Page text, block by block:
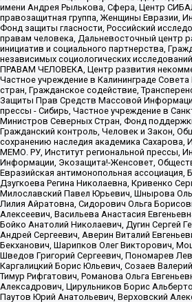
имени Андрея Рылькова, Сфера, Центр
правозащитная группа, Женщины Евразии,
Фонд защиты гласности, Российский
правам человека, Дальневосточный центр
инициатив и социального партнерства,
независимых социологических
ПРАВАМ ЧЕЛОВЕКА, Центр развития
Частное учреждение в Калининграде
стран, Гражданское содействие,
Защиты Прав Средств Массовой
прессы - Сибирь, Частное учреждение в
Министров Северных Стран, Фонд
Гражданский контроль, Человек и Закон,
сохранению наследия академика Сахарова,
МЕМО. РУ, Институт региональной прессы,
Информации, Экозащита!-Женсовет,
Евразийская антимонопольная
Дзугкоева Регина Николаевна, Кривенко
Милославский Павел Юрьевич, Шнырова
Лилия Айратовна, Сидорович Ольга
Алексеевич, Васильева Анастасия
Бойко Анатолий Николаевич, Дугин Сергей
Андрей Сергеевич, Аверин Виталий
Бекханович, Шарипков Олег Викторович,
Шведов Григорий Сергеевич, Пономарев
Каргалицкий Борис Юльевич, Созаев
Тимур Рифгатович, Романова Ольга
Алексадрович, Цирульников Борис
Паутов Юрий Анатольевич, Верховский